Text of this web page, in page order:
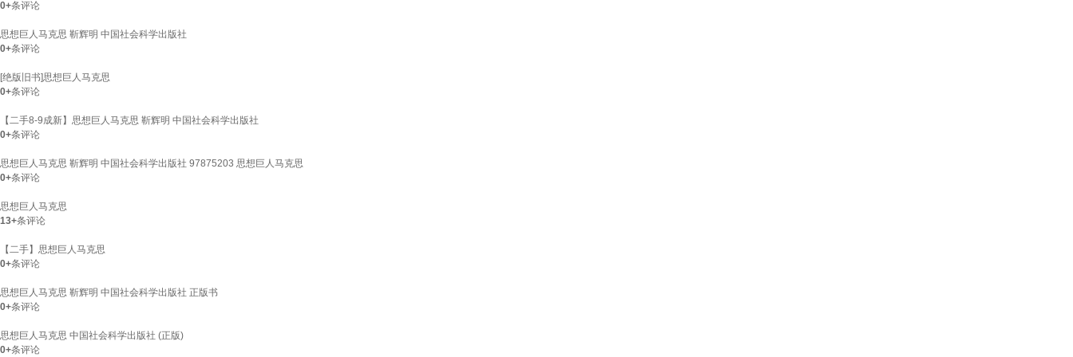
0+条评论
思想巨人马克思 靳辉明 中国社会科学出版社
0+条评论
[绝版旧书]思想巨人马克思
0+条评论
【二手8-9成新】思想巨人马克思 靳辉明 中国社会科学出版社
0+条评论
思想巨人马克思 靳辉明 中国社会科学出版社 97875203 思想巨人马克思
0+条评论
思想巨人马克思
13+条评论
【二手】思想巨人马克思
0+条评论
思想巨人马克思 靳辉明 中国社会科学出版社 正版书
0+条评论
思想巨人马克思 中国社会科学出版社 (正版)
0+条评论